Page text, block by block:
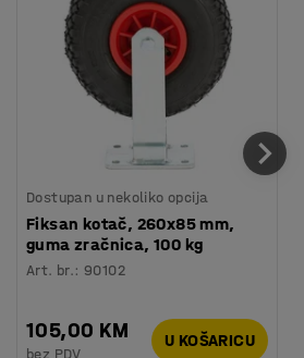
Dostupan u nekoliko opcija
Fiksan kotač, 260x85 mm,
guma zračnica, 100 kg
Art. br.: 90102
105,00 KM
bez PDV
U KOŠARICU